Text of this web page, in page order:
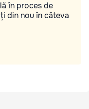
în proces de
din nou în câteva